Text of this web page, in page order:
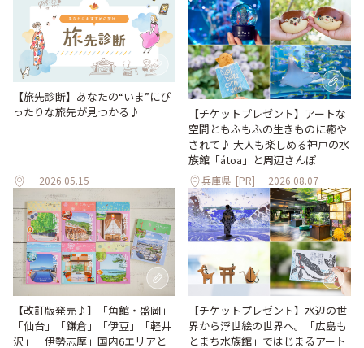
【旅先診断】あなたの“いま”にぴ
ったりな旅先が見つかる♪
2026.05.15
【チケットプレゼント】アートな
空間ともふもふの生きものに癒や
されて♪ 大人も楽しめる神戸の水
族館「átoa」と周辺さんぽ
兵庫県 [PR] 2026.08.07
【改訂版発売♪】「角館・盛岡」
「仙台」「鎌倉」「伊豆」「軽井
沢」「伊勢志摩」国内6エリアと
【チケットプレゼント】水辺の世
界から浮世絵の世界へ。「広島も
とまち水族館」ではじまるアート